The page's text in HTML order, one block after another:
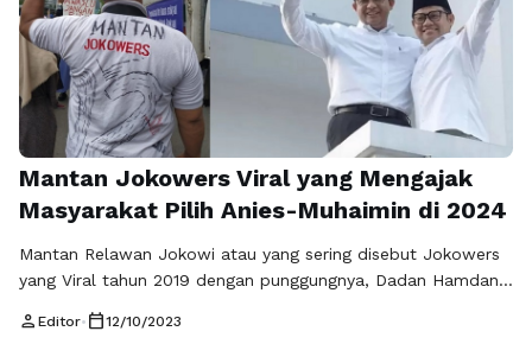
Mantan Jokowers Viral yang Mengajak
Masyarakat Pilih Anies-Muhaimin di 2024
Mantan Relawan Jokowi atau yang sering disebut Jokowers
yang Viral tahun 2019 dengan punggungnya, Dadan Hamdani,
Anies-Muhaimin dalam pemilihan presiden tahun 2024. Dadan
person Editor• calendar_today12/10/2023